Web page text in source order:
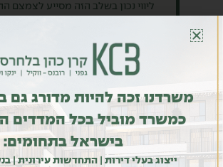
ליווי נכון בשלב הזה מסייע לצמצם
הנדרשים.
כמשרד מוביל בכל המדדים
בישראל בתחומים:
ייצוג בעלי דירות | התחדשות עירונית |